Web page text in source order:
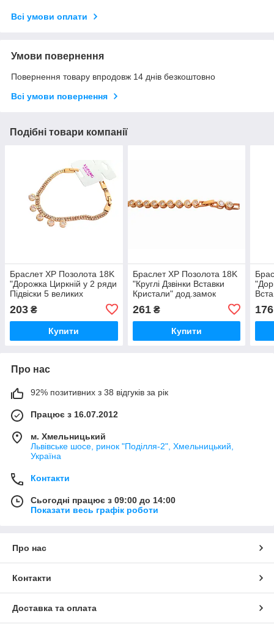
Всі умови оплати
Умови повернення
Повернення товару впродовж 14 днів безкоштовно
Всі умови повернення
Подібні товари компанії
Браслет XP Позолота 18K
"Дорожка Циркній у 2 ряди
Підвіски 5 великих
Кам'яних" розмір 19 см х 4
мм опт
203 ₴
Купити
Браслет XP Позолота 18K
"Круглі Дзвінки Вставки
Кристали" дод.замок
розмір 21 см х 5 мм опт
261₴
Купити
176
Про нас
92% позитивних з 38 відгуків за рік
Працює з 16.07.2012
м. Хмельницький
Львівське шосе, ринок "Поділля-2", Хмельницький,
Україна
Контакти
Сьогодні працює з 09:00 до 14:00
Показати весь графік роботи
Про нас
Контакти
Доставка та оплата